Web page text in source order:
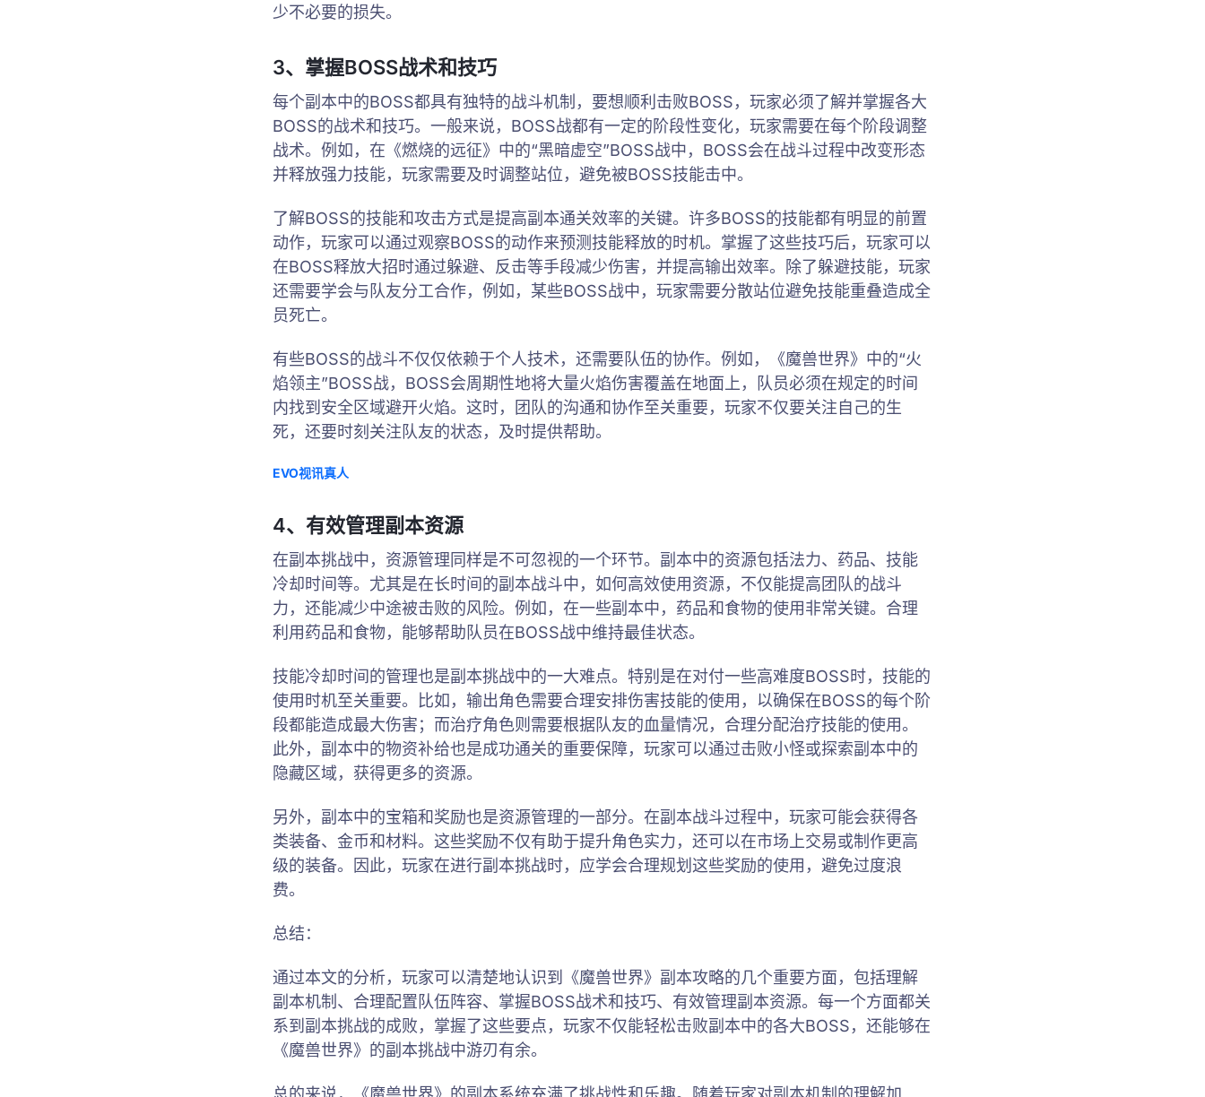
少不必要的损失。
3、掌握BOSS战术和技巧
每个副本中的BOSS都具有独特的战斗机制，要想顺利击败BOSS，玩家必须了解并掌握各大
BOSS的战术和技巧。一般来说，BOSS战都有一定的阶段性变化，玩家需要在每个阶段调整
战术。例如，在《燃烧的远征》中的“黑暗虚空”BOSS战中，BOSS会在战斗过程中改变形态
并释放强力技能，玩家需要及时调整站位，避免被BOSS技能击中。
了解BOSS的技能和攻击方式是提高副本通关效率的关键。许多BOSS的技能都有明显的前置
动作，玩家可以通过观察BOSS的动作来预测技能释放的时机。掌握了这些技巧后，玩家可以
在BOSS释放大招时通过躲避、反击等手段减少伤害，并提高输出效率。除了躲避技能，玩家
还需要学会与队友分工合作，例如，某些BOSS战中，玩家需要分散站位避免技能重叠造成全
员死亡。
有些BOSS的战斗不仅仅依赖于个人技术，还需要队伍的协作。例如，《魔兽世界》中的“火
焰领主”BOSS战，BOSS会周期性地将大量火焰伤害覆盖在地面上，队员必须在规定的时间
内找到安全区域避开火焰。这时，团队的沟通和协作至关重要，玩家不仅要关注自己的生
死，还要时刻关注队友的状态，及时提供帮助。
EVO视讯真人
4、有效管理副本资源
在副本挑战中，资源管理同样是不可忽视的一个环节。副本中的资源包括法力、药品、技能
冷却时间等。尤其是在长时间的副本战斗中，如何高效使用资源，不仅能提高团队的战斗
力，还能减少中途被击败的风险。例如，在一些副本中，药品和食物的使用非常关键。合理
利用药品和食物，能够帮助队员在BOSS战中维持最佳状态。
技能冷却时间的管理也是副本挑战中的一大难点。特别是在对付一些高难度BOSS时，技能的
使用时机至关重要。比如，输出角色需要合理安排伤害技能的使用，以确保在BOSS的每个阶
段都能造成最大伤害；而治疗角色则需要根据队友的血量情况，合理分配治疗技能的使用。
此外，副本中的物资补给也是成功通关的重要保障，玩家可以通过击败小怪或探索副本中的
隐藏区域，获得更多的资源。
另外，副本中的宝箱和奖励也是资源管理的一部分。在副本战斗过程中，玩家可能会获得各
类装备、金币和材料。这些奖励不仅有助于提升角色实力，还可以在市场上交易或制作更高
级的装备。因此，玩家在进行副本挑战时，应学会合理规划这些奖励的使用，避免过度浪
费。
总结：
通过本文的分析，玩家可以清楚地认识到《魔兽世界》副本攻略的几个重要方面，包括理解
副本机制、合理配置队伍阵容、掌握BOSS战术和技巧、有效管理副本资源。每一个方面都关
系到副本挑战的成败，掌握了这些要点，玩家不仅能轻松击败副本中的各大BOSS，还能够在
《魔兽世界》的副本挑战中游刃有余。